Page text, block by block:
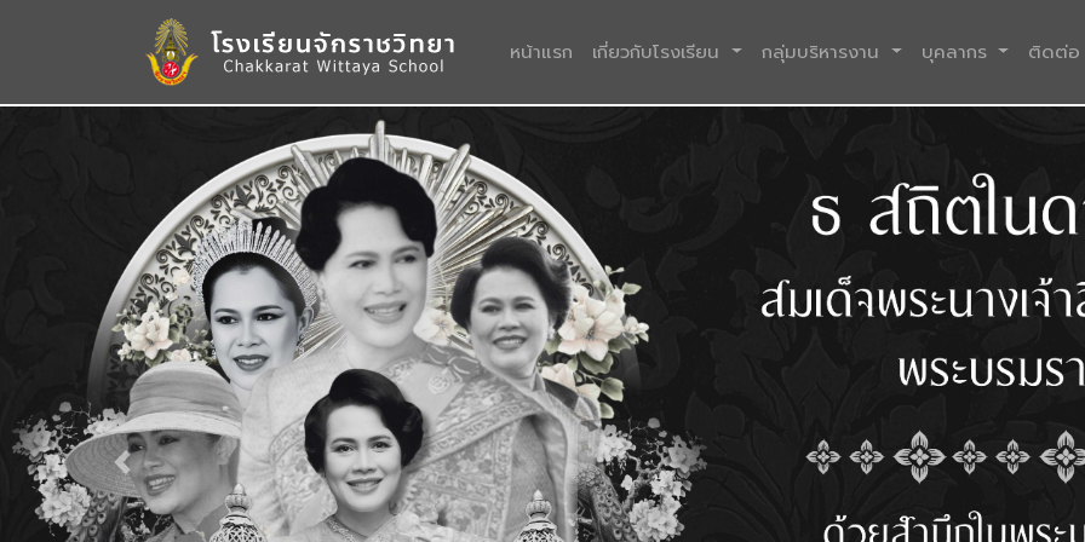
หน้าแรก (current)
เกี่ยวกับโรงเรียน กลุ่มบริหารงาน บุคลากร ติดต่อ
Previous